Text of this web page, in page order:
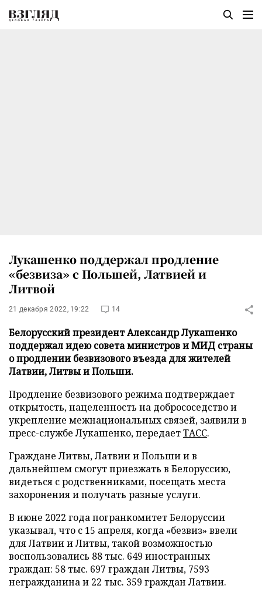
Лукашенко поддержал продление
«безвиза» с Польшей, Латвией и
Литвой
21 декабря 2022, 19:22 14
Белорусский президент Александр Лукашенко
поддержал идею совета министров и МИД страны
о продлении безвизового въезда для жителей
Латвии, Литвы и Польши.
Продление безвизового режима подтверждает
открытость, нацеленность на добрососедство и
укрепление межнациональных связей, заявили в
пресс-службе Лукашенко, передаетТАСС.
Граждане Литвы, Латвии и Польши и в
дальнейшем смогут приезжать в Белоруссию,
видеться с родственниками, посещать места
захоронения и получать разные услуги.
В июне 2022 года погранкомитет Белоруссии
указывал, что с 15 апреля, когда «безвиз» ввели
для Латвии и Литвы, такой возможностью
воспользовались 88 тыс. 649 иностранных
граждан: 58 тыс. 697 граждан Литвы, 7593
негражданина и 22 тыс. 359 граждан Латвии.